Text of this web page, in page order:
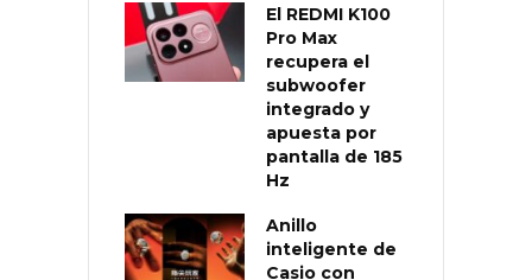
El REDMI K100
Pro Max
recupera el
subwoofer
integrado y
apuesta por
pantalla de 185
Hz
Anillo
inteligente de
Casio con